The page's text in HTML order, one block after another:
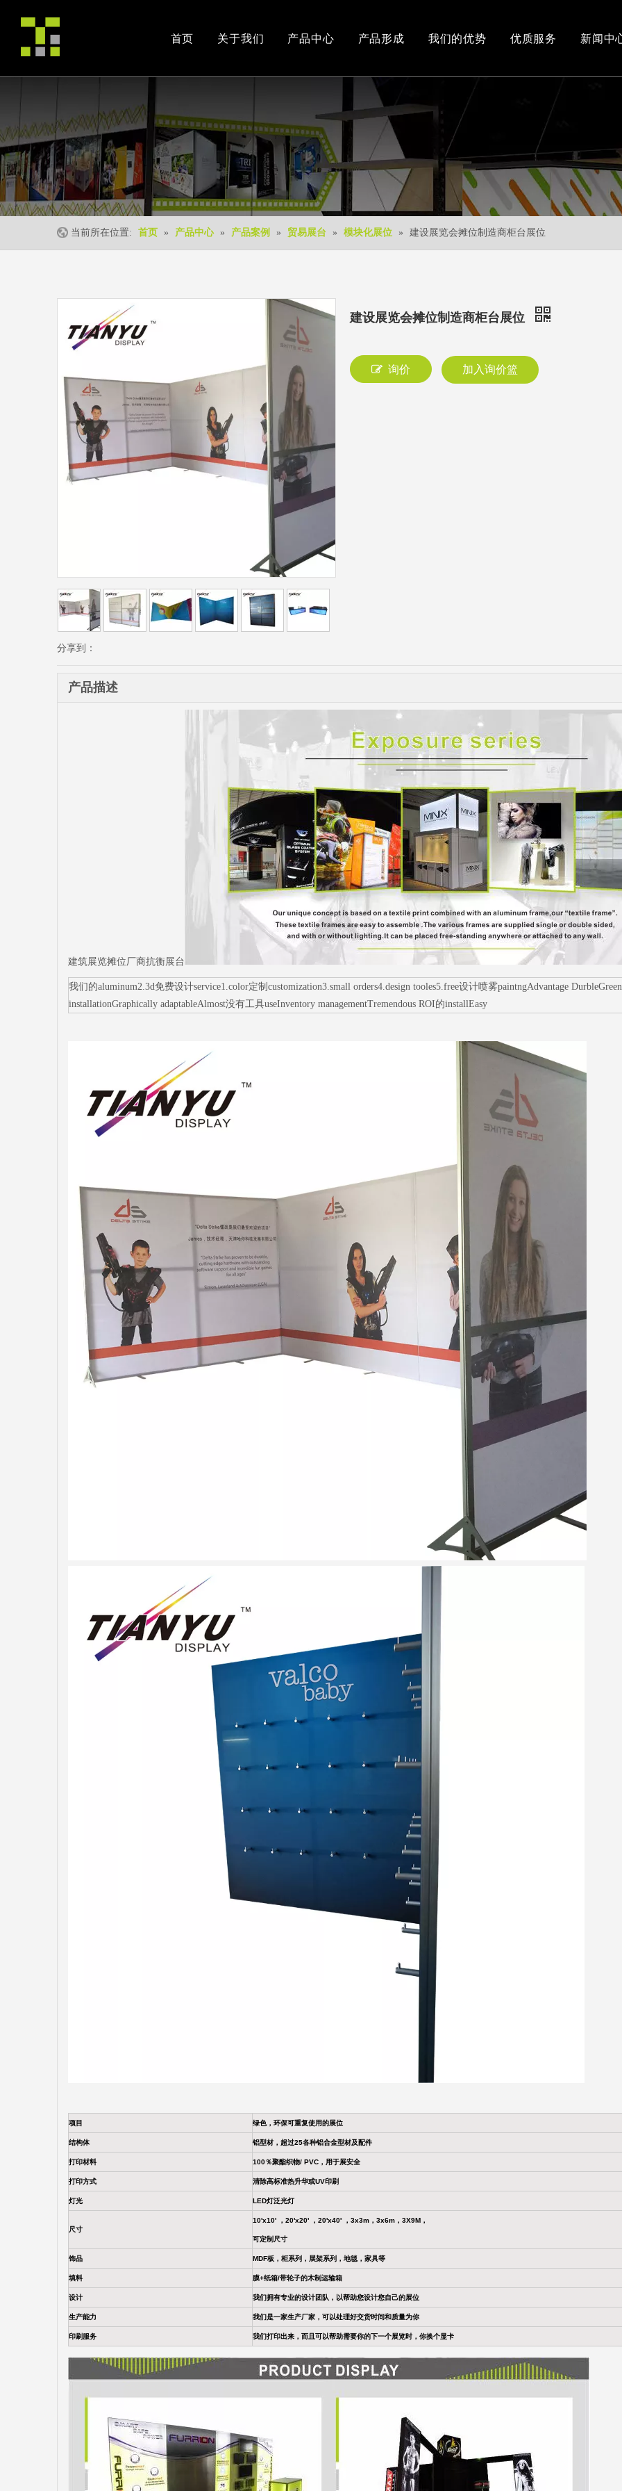
首页 关于我们
办公和车间环境
产品中心 产品形成 我们的优势 优质服务 新闻中
当前所在位置: 首页 » 产品中心 » 产品案例 » 贸易展台 » 模块化展位 » 建设展览会摊位制造商柜台展位
分享到：
建设展览会摊位制造商柜台展位
询价 加入询价篮
产品描述
建筑展览摊位厂商抗衡展台
我们的aluminum2.3d免费设计service1.color定制customization3.small orders4.design tooles5.free设计喷雾paintngAdvantage
installationGraphically adaptableAlmost没有工具useInventory managementTremendous ROI的installEasy
项目 绿色，环保可重复使用的展位
结构体 铝型材，超过25各种铝合金型材及配件
打印材料 100％聚酯织物/ PVC，用于展安全
打印方式 清除高标准热升华或UV印刷
灯光 LED灯泛光灯
尺寸
10'x10' ，20'x20' ，20'x40' ，3x3m，3x6m，3X9M，
可定制尺寸
饰品 MDF板，柜系列，展架系列，地毯，家具等
填料 膜+纸箱/带轮子的木制运输箱
设计 我们拥有专业的设计团队，以帮助您设计您自己的展位
生产能力 我们是一家生产厂家，可以处理好交货时间和质量为你
印刷服务 我们打印出来，而且可以帮助需要你的下一个展览时，你换个显卡